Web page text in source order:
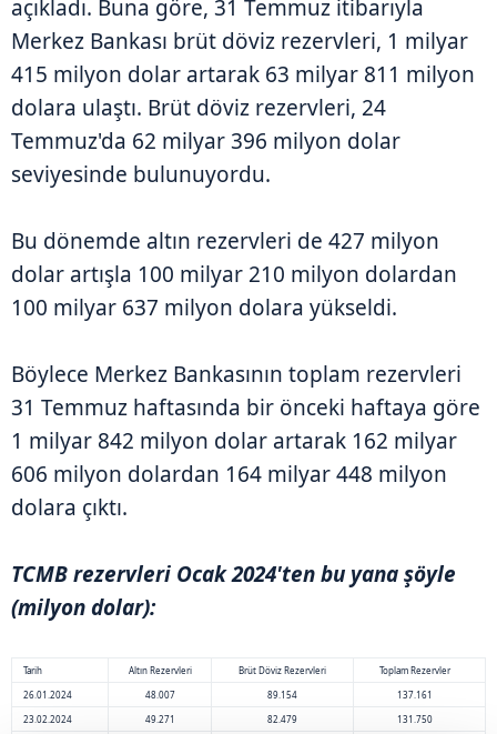
açıkladı. Buna göre, 31 Temmuz itibarıyla
Merkez Bankası brüt döviz rezervleri, 1 milyar
415 milyon dolar artarak 63 milyar 811 milyon
dolara ulaştı. Brüt döviz rezervleri, 24
Temmuz'da 62 milyar 396 milyon dolar
seviyesinde bulunuyordu.
Bu dönemde altın rezervleri de 427 milyon
dolar artışla 100 milyar 210 milyon dolardan
100 milyar 637 milyon dolara yükseldi.
Böylece Merkez Bankasının toplam rezervleri
31 Temmuz haftasında bir önceki haftaya göre
1 milyar 842 milyon dolar artarak 162 milyar
606 milyon dolardan 164 milyar 448 milyon
dolara çıktı.
TCMB rezervleri Ocak 2024'ten bu yana şöyle
(milyon dolar):
Tarih Altın Rezervleri Brüt Döviz Rezervleri
Toplam Rezervler
26.01.2024
48.007 89.154
137.161
23.02.2024
49.271 82.479 131.750